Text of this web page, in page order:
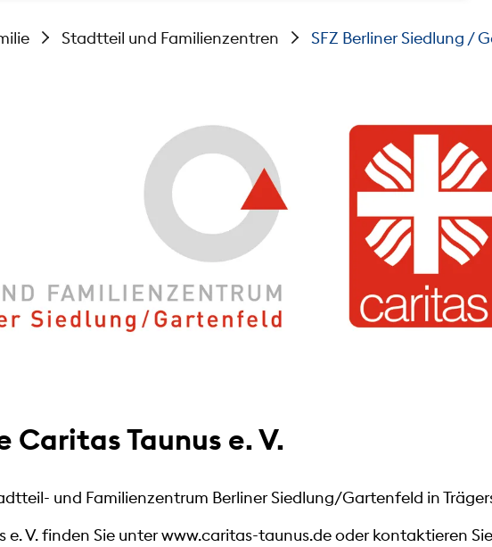
Stadtteil und Familienzentren SFZ Berliner Siedlung /
Taunus e. V.
und Familienzentrum Berliner Siedlung/Gartenfeld in
V. finden Sie unter www.caritas-taunus.de oder kontaktieren